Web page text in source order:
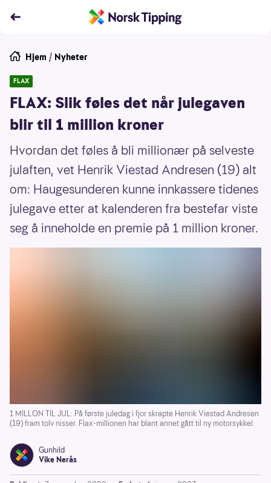
Hjem / Nyheter
FLAX
FLAX: Slik føles det når julegaven
blir til 1 million kroner
Hvordan det føles å bli millionær på selveste
julaften, vet Henrik Viestad Andresen (19) alt
om: Haugesunderen kunne innkassere tidenes
julegave etter at kalenderen fra bestefar viste
seg å inneholde en premie på 1 million kroner.
1 MILLON TIL JUL: På første juledag i fjor skrapte Henrik Viestad Andresen
(19) fram tolv nisser. Flax-millionen har blant annet gått til ny motorsykkel.
Gunhild
Vike Nerås